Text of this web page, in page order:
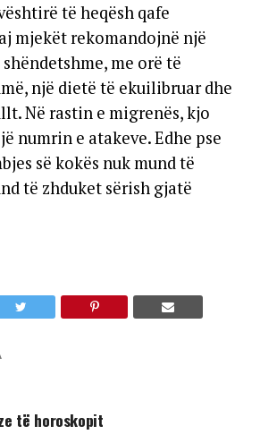
të heqësh qafe
mjekët rekomandojnë një
me orë të
një dietë të ekuilibruar dhe
Në rastin e migrenës, kjo
numrin e atakeve. Edhe pse
së kokës nuk mund të
të zhduket sërish gjatë
të horoskopit